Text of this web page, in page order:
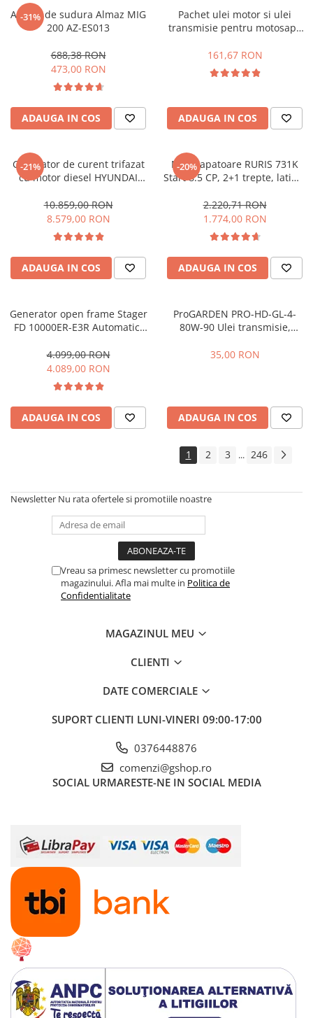
-31%
Aparat de sudura Almaz MIG
200 AZ-ES013
688,38 RON
473,00 RON
ADAUGA IN COS
Pachet ulei motor si ulei
transmisie pentru motosape
161,67 RON
ADAUGA IN COS
-21%
Generator de curent trifazat
cu motor diesel HYUNDAI
trifazica HYUNDAI AC-ATS12-
3P
10.859,00 RON
8.579,00 RON
ADAUGA IN COS
-20%
Motosapatoare RURIS 731K
Start 8.5 CP, 2+1 trepte, latime
5.00x8
2.220,71 RON
1.774,00 RON
ADAUGA IN COS
Generator open frame Stager
FD 10000ER-E3R Automatic,
benzina, pornire electrica,
bobinaj cupru 100%,
telecomanda, conector ATS si
conector invertor solar
4.099,00 RON
4.089,00 RON
ADAUGA IN COS
ProGARDEN PRO-HD-GL-4-
80W-90 Ulei transmisie,
35,00 RON
ADAUGA IN COS
1 2 3 ... 246
Newsletter Nu rata ofertele si promotiile noastre
Vreau sa primesc newsletter cu promotiile
magazinului. Afla mai multe in Politica de
Confidentialitate
MAGAZINUL MEU
CLIENTI
DATE COMERCIALE
SUPORT CLIENTI LUNI-VINERI 09:00-17:00
0376448876
comenzi@gshop.ro
SOCIAL URMARESTE-NE IN SOCIAL MEDIA